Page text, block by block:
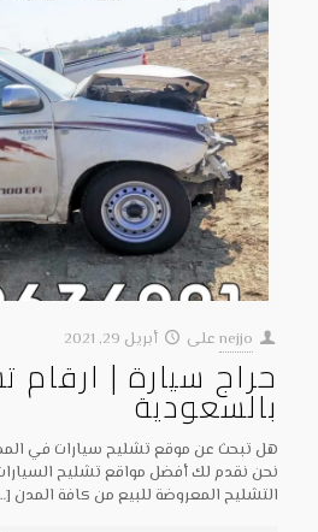
nejjo على أبريل 29, 2021
حراج سيارة | ارقام
بالسعودية
هل تبحث عن موقع تشليح سيارات في
نحن نقدم لك أفضل مواقع تشليح
التشليح المعروضة للبيع من كافة المدن